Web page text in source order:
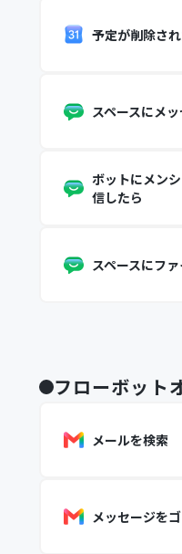
予定が削除さ
スペースにメ
ボットにメン
信したら
スペースにフ
フローボット
メールを検索
メッセージを